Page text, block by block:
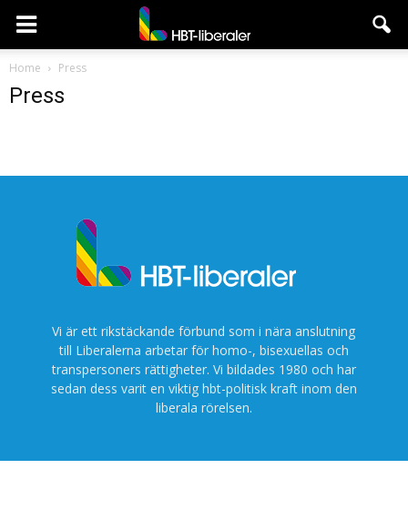
HBT-
liberaler
Home Press
Press
Vi är ett rikstäckande förbund som i nära anslutning
till Liberalerna arbetar för homo-, bisexuellas och
transpersoners rättigheter. Vi bildades 1980 och har
sedan dess varit en viktig hbt-politisk kraft inom den
liberala rörelsen.